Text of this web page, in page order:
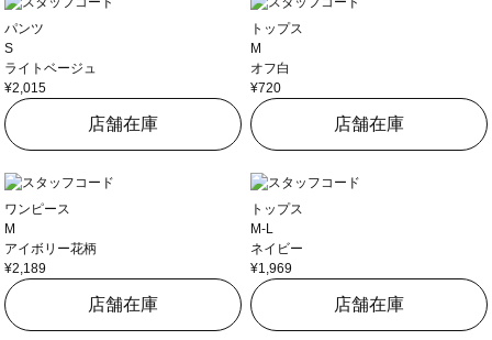
パンツ
S
ライトベージュ
¥2,015
店舗在庫
トップス
M
オフ白
¥720
店舗在庫
ワンピース
M
アイボリー花柄
¥2,189
店舗在庫
トップス
M-L
ネイビー
¥1,969
店舗在庫